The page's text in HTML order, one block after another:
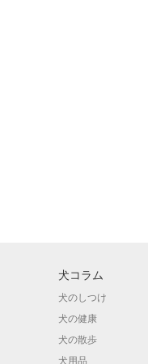
犬コラム
犬のしつけ
犬の健康
犬の散歩
犬用品